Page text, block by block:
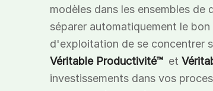
modèles dans les ensembles
séparer automatiquement le
d'exploitation de se concentrer
Véritable Productivité™et
investissements dans vos